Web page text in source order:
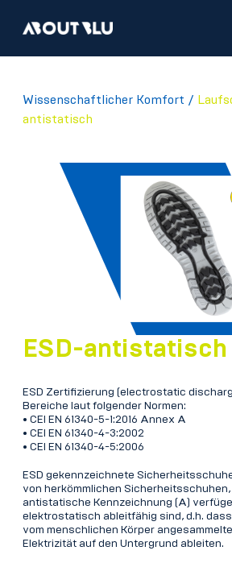
Wissenschaftlicher Komfort /
antistatisch
ESD-antistatisch
ESD Zertifizierung (electrostatic
Bereiche laut folgender Normen:
• CEI EN 61340-5-1:2016 Annex A
• CEI EN 61340-4-3:2002
• CEI EN 61340-4-5:2006
ESD gekennzeichnete
von herkömmlichen Sicherheitsschuhen,
antistatische Kennzeichnung (A)
elektrostatisch ableitfähig sind, d.h.
vom menschlichen Körper
Elektrizität auf den Untergrund ableiten.